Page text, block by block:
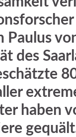
Paulus
des
haben